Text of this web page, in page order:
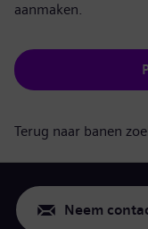
aanmaken.
Terug naar banen
Neem